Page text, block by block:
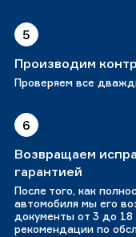
5
Производим
Проверяем все
6
Возвращаем
гарантией
После того, как
автомобиля мы его
документы от 3 до
рекомендации по